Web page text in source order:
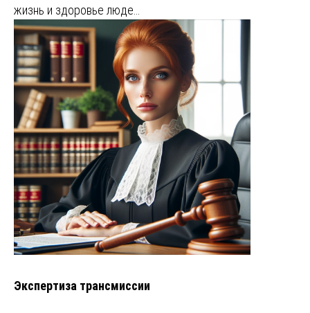
жизнь и здоровье люде…
Экспертиза трансмиссии